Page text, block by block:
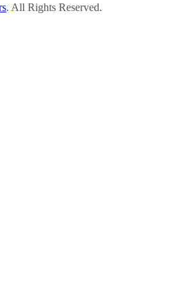
. All Rights Reserved.